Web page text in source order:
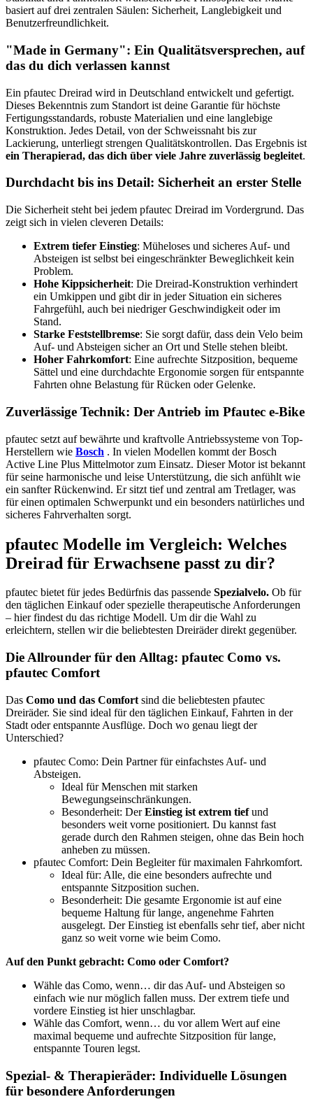
basiert auf drei zentralen Säulen: Sicherheit, Langlebigkeit und
Benutzerfreundlichkeit.
"Made in Germany": Ein Qualitätsversprechen, auf
das du dich verlassen kannst
Ein pfautec Dreirad wird in Deutschland entwickelt und gefertigt.
Dieses Bekenntnis zum Standort ist deine Garantie für höchste
Fertigungsstandards, robuste Materialien und eine langlebige
Konstruktion. Jedes Detail, von der Schweissnaht bis zur
Lackierung, unterliegt strengen Qualitätskontrollen. Das Ergebnis ist
ein Therapierad, das dich über viele Jahre zuverlässig begleitet.
Durchdacht bis ins Detail: Sicherheit an erster Stelle
Die Sicherheit steht bei jedem pfautec Dreirad im Vordergrund. Das
zeigt sich in vielen cleveren Details:
Extrem tiefer Einstieg: Müheloses und sicheres Auf- und
Absteigen ist selbst bei eingeschränkter Beweglichkeit kein
Problem.
Hohe Kippsicherheit: Die Dreirad-Konstruktion verhindert
ein Umkippen und gibt dir in jeder Situation ein sicheres
Fahrgefühl, auch bei niedriger Geschwindigkeit oder im
Stand.
Starke Feststellbremse: Sie sorgt dafür, dass dein Velo beim
Auf- und Absteigen sicher an Ort und Stelle stehen bleibt.
Hoher Fahrkomfort: Eine aufrechte Sitzposition, bequeme
Sättel und eine durchdachte Ergonomie sorgen für entspannte
Fahrten ohne Belastung für Rücken oder Gelenke.
Zuverlässige Technik: Der Antrieb im Pfautec e-Bike
pfautec setzt auf bewährte und kraftvolle Antriebssysteme von Top-
Herstellern wie Bosch . In vielen Modellen kommt der Bosch
Active Line Plus Mittelmotor zum Einsatz. Dieser Motor ist bekannt
für seine harmonische und leise Unterstützung, die sich anfühlt wie
ein sanfter Rückenwind. Er sitzt tief und zentral am Tretlager, was
für einen optimalen Schwerpunkt und ein besonders natürliches und
sicheres Fahrverhalten sorgt.
pfautec Modelle im Vergleich: Welches
Dreirad für Erwachsene passt zu dir?
pfautec bietet für jedes Bedürfnis das passende Spezialvelo. Ob für
den täglichen Einkauf oder spezielle therapeutische Anforderungen
– hier findest du das richtige Modell. Um dir die Wahl zu
erleichtern, stellen wir die beliebtesten Dreiräder direkt gegenüber.
Die Allrounder für den Alltag: pfautec Como vs.
pfautec Comfort
Das Como und das Comfort sind die beliebtesten pfautec
Dreiräder. Sie sind ideal für den täglichen Einkauf, Fahrten in der
Stadt oder entspannte Ausflüge. Doch wo genau liegt der
Unterschied?
pfautec Como: Dein Partner für einfachstes Auf- und
Absteigen.
Ideal für Menschen mit starken
Bewegungseinschränkungen.
Besonderheit: DerEinstieg ist extrem tiefund
besonders weit vorne positioniert. Du kannst fast
gerade durch den Rahmen steigen, ohne das Bein hoch
anheben zu müssen.
pfautec Comfort: Dein Begleiter für maximalen Fahrkomfort.
Ideal für: Alle, die eine besonders aufrechte und
entspannte Sitzposition suchen.
Besonderheit: Die gesamte Ergonomie ist auf eine
bequeme Haltung für lange, angenehme Fahrten
ausgelegt. Der Einstieg ist ebenfalls sehr tief, aber nicht
ganz so weit vorne wie beim Como.
Auf den Punkt gebracht: Como oder Comfort?
Wähle das Como, wenn… dir das Auf- und Absteigen so
einfach wie nur möglich fallen muss. Der extrem tiefe und
vordere Einstieg ist hier unschlagbar.
Wähle das Comfort, wenn… du vor allem Wert auf eine
maximal bequeme und aufrechte Sitzposition für lange,
entspannte Touren legst.
Spezial- & Therapieräder: Individuelle Lösungen
für besondere Anforderungen